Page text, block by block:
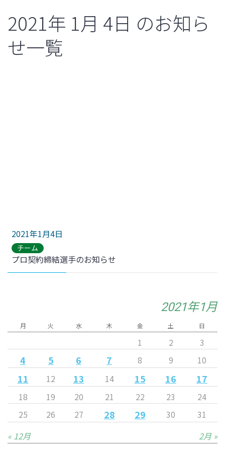
2021年 1月 4日 のお知ら
せ一覧
2021年1月4日
チーム
プロ契約締結選手のお知らせ
2021年1月
月 火 水 木 金 土 日
1 2 3
4 5 6 7 8 9 10
11 12 13 14 15 16 17
18 19 20 21 22 23
24
25
26 27 28 29 30
31
« 12月
2月 »